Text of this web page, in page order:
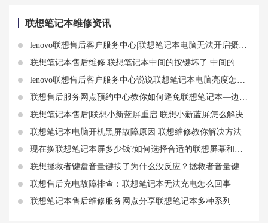
联想笔记本维修资讯
lenovo联想售后客户服务中心|联想笔记本电脑无法开启摄像头怎么解决
联想笔记本售后维修|联想笔记本中间的按键坏了 中间的红色按钮维修介绍
lenovo联想售后客户服务中心说说联想笔记本电脑亮度怎么调节亮度
联想售后服务网点预约中心教你如何避免联想笔记本—边烫—边不烫
联想笔记本售后|联想小新蓝屏重启 联想小新蓝屏怎么解决
联想笔记本电脑开机黑屏故障原因 联想维修教你解决方法
现在换联想笔记本屏多少钱?如何选择合适的联想屏幕和维修方式
联想拯救者键盘音量键按了为什么没反应？拯救者音量键失效解决方法
联想售后充电故障排查：联想笔记本无法充电怎么回事
联想笔记本售后维修服务网点分享联想笔记本多种系列